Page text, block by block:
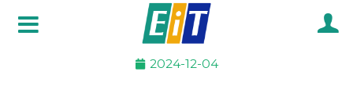
2024-12-04